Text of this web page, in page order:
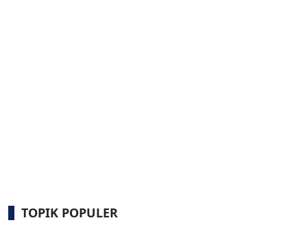
TOPIK POPULER